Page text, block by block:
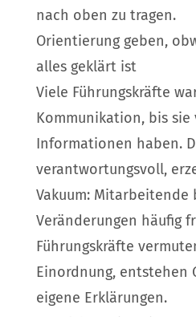
nach oben zu tragen.
Orientierung geben,
alles geklärt ist
Viele Führungskräfte
Kommunikation, bis
Informationen haben.
verantwortungsvoll,
Vakuum: Mitarbeitende
Veränderungen häufig
Führungskräfte
Einordnung, entstehen
eigene Erklärungen.